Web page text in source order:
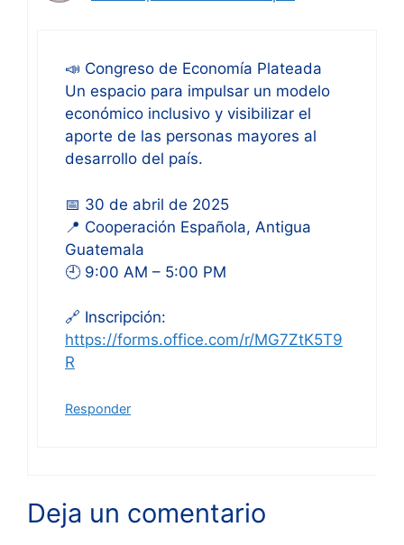
📣 Congreso de Economía Plateada
Un espacio para impulsar un modelo
económico inclusivo y visibilizar el
aporte de las personas mayores al
desarrollo del país.
📅 30 de abril de 2025
📍 Cooperación Española, Antigua
Guatemala
🕘 9:00 AM – 5:00 PM
🔗 Inscripción:
https://forms.office.com/r/MG7ZtK5T9
R
Responder
Deja un comentario